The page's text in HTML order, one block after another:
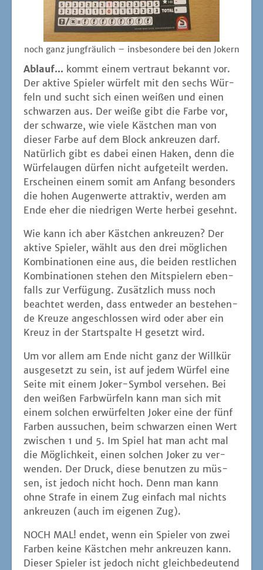
noch ganz jung­fräu­lich – ins­be­son­de­re bei den Jokern
Ablauf... kommt einem ver­traut bekannt vor.
Der akti­ve Spie­ler wür­felt mit den sechs Wür­
feln und sucht sich einen wei­ßen und einen
schwar­zen aus. Der wei­ße gibt die Far­be vor,
der schwar­ze, wie vie­le Käst­chen man von
die­ser Far­be auf dem Block ankreu­zen darf.
Natür­lich gibt es dabei einen Haken, denn die
Wür­fel­au­gen dür­fen nicht auf­ge­teilt wer­den.
Erschei­nen einem somit am Anfang beson­ders
die hohen Augen­wer­te attrak­tiv, wer­den am
Ende eher die nied­ri­gen Wer­te her­bei gesehnt.
Wie kann ich aber Käst­chen ankreu­zen? Der
akti­ve Spie­ler, wählt aus den drei mög­li­chen
Kom­bi­na­tio­nen eine aus, die bei­den rest­li­chen
Kom­bi­na­tio­nen ste­hen den Mit­spie­lern eben­
falls zur Ver­fü­gung. Zusätz­lich muss noch
beach­tet wer­den, dass ent­we­der an bestehen­
de Kreu­ze ange­schlos­sen wird oder aber ein
Kreuz in der Start­spal­te H gesetzt wird.
Um vor allem am Ende nicht ganz der Will­kür
aus­ge­setzt zu sein, ist auf jedem Wür­fel eine
Sei­te mit einem Joker-Sym­bol ver­se­hen. Bei
den wei­ßen Farb­wür­feln kann man sich mit
einem sol­chen erwür­fel­ten Joker eine der fünf
Far­ben aus­su­chen, beim schwar­zen einen Wert
zwi­schen 1 und 5. Im Spiel hat man acht mal
die Mög­lich­keit, einen sol­chen Joker zu ver­
wen­den. Der Druck, die­se benut­zen zu müs­
sen, ist jedoch nicht hoch. Denn man kann
ohne Stra­fe in einem Zug ein­fach mal nichts
ankreu­zen (auch im eige­nen Zug).
NOCH MAL! endet, wenn ein Spie­ler von zwei
Far­ben kei­ne Käst­chen mehr ankreu­zen kann.
Die­ser Spie­ler ist jedoch nicht gleich­be­deu­tend